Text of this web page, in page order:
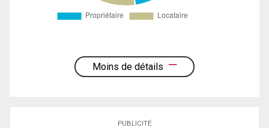
Moins de détails
PUBLICITÉ